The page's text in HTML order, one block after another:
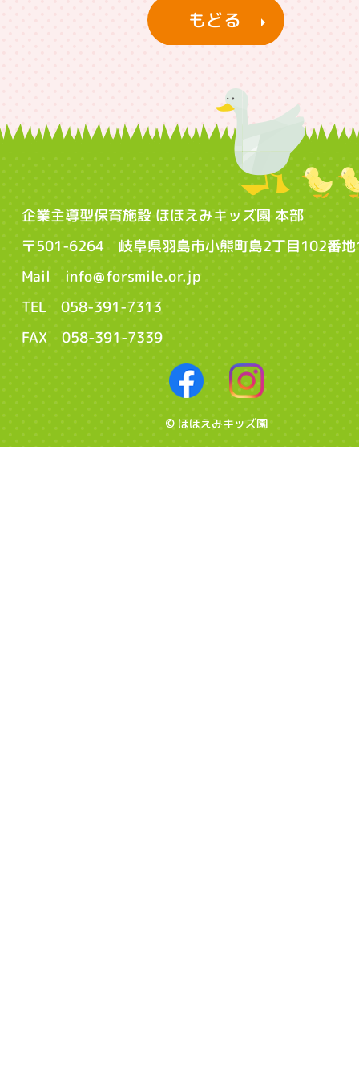
もどる
企業主導型保育施設 ほほえみキッズ園 本部
〒501-6264 岐阜県羽島市小熊町島2丁目102番
Mail info@forsmile.or.jp
TEL 058-391-7313
FAX 058-391-7339
© ほほえみキッズ園